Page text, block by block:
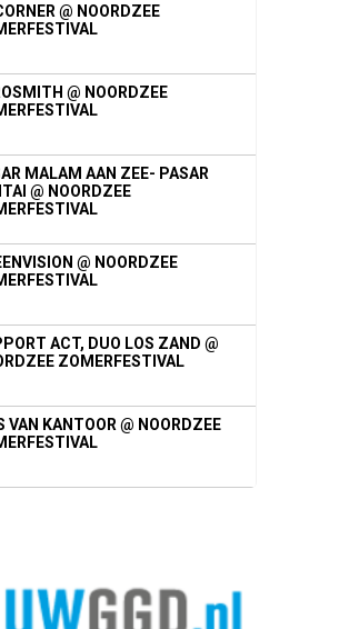
@ NOORDZEE
@ NOORDZEE
MALAM AAN ZEE- PASAR
@ NOORDZEE
@ NOORDZEE
ACT, DUO LOS ZAND @
ZOMERFESTIVAL
VAN KANTOOR @ NOORDZEE